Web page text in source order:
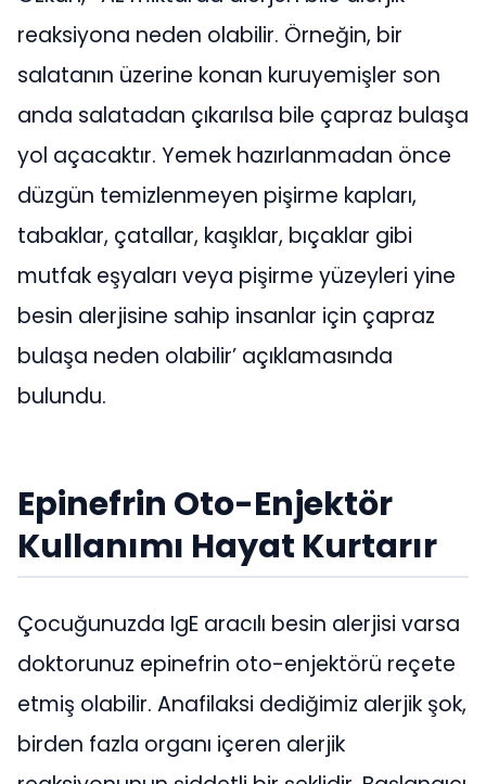
reaksiyona neden olabilir. Örneğin, bir
salatanın üzerine konan kuruyemişler son
anda salatadan çıkarılsa bile çapraz bulaşa
yol açacaktır. Yemek hazırlanmadan önce
düzgün temizlenmeyen pişirme kapları,
tabaklar, çatallar, kaşıklar, bıçaklar gibi
mutfak eşyaları veya pişirme yüzeyleri yine
besin alerjisine sahip insanlar için çapraz
bulaşa neden olabilir’ açıklamasında
bulundu.
Epinefrin Oto-Enjektör
Kullanımı Hayat Kurtarır
Çocuğunuzda IgE aracılı besin alerjisi varsa
doktorunuz epinefrin oto-enjektörü reçete
etmiş olabilir. Anafilaksi dediğimiz alerjik şok,
birden fazla organı içeren alerjik